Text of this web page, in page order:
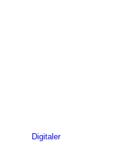
Digitaler